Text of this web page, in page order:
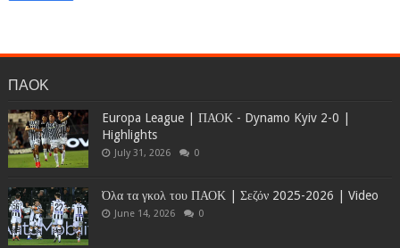
ΠΑΟΚ
Europa League | ΠΑΟΚ - Dynamo Kyiv 2-0 |
Highlights
July 31, 2026 0
Όλα τα γκολ του ΠΑΟΚ | Σεζόν 2025-2026 | Video
June 14, 2026 0